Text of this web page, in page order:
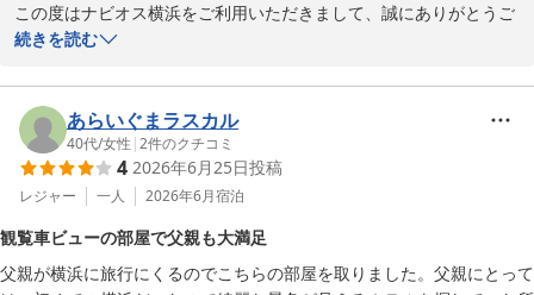
この度はナビオス横浜をご利用いただきまして、誠にありがとうご
ざいます。
素敵なお写真ありがとうございます。
今後とも、より良いサービスをご提供できるよう努めてまいりま
す。
また横浜にお越しの際はぜひ当館をご利用くださいませ。
お客様のまたのご来館を心よりお待ち申し上げております。
営業部営業課：戸田
ナビオス横浜
続きを読む
あらいぐまラスカル
40代/女性 |2件のクチコミ
4 2026年6月25日投稿
レジャー 一人 2026年6月宿泊
観覧車ビューの部屋で父親も大満足
父親が横浜に旅行にくるのでこちらの部屋を取りました。父親にとって